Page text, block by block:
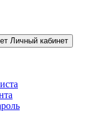
Личный кабинет